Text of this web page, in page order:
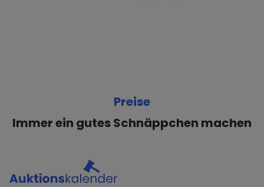
Preise
Immer ein gutes Schnäppchen machen